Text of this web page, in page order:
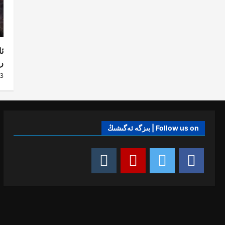
i
3 ئاي ago
Follow us on | بىزگە ئەگىشىڭ